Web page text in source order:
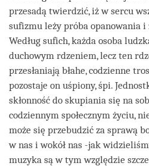
przesadą twierdzić, iż w sercu
sufizmu leży próba opanowania
Według sufich, każda osoba
duchowym rdzeniem, lecz ten
przesłaniają błahe, codzienne
pozostaje on uśpiony, śpi.
skłonność do skupiania się na
codziennym społecznym życiu,
może się przebudzić za sprawą
w nas i wokół nas -jak
muzyka są w tym względzie